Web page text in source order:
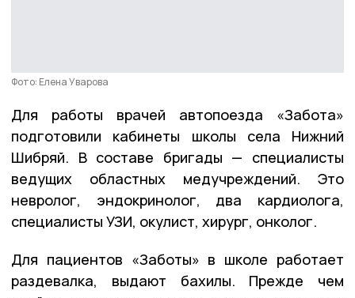
Фото: Елена Уварова
Для работы врачей автопоезда «Забота»
подготовили кабинеты школы села Нижний
Шибряй. В составе бригады — специалисты
ведущих областных медучреждений. Это
невролог, эндокринолог, два кардиолога,
специалисты УЗИ, окулист, хирург, онколог.
Для пациентов «Заботы» в школе работает
раздевалка, выдают бахилы. Прежде чем